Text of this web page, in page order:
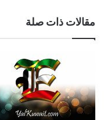
مقالات ذات صلة